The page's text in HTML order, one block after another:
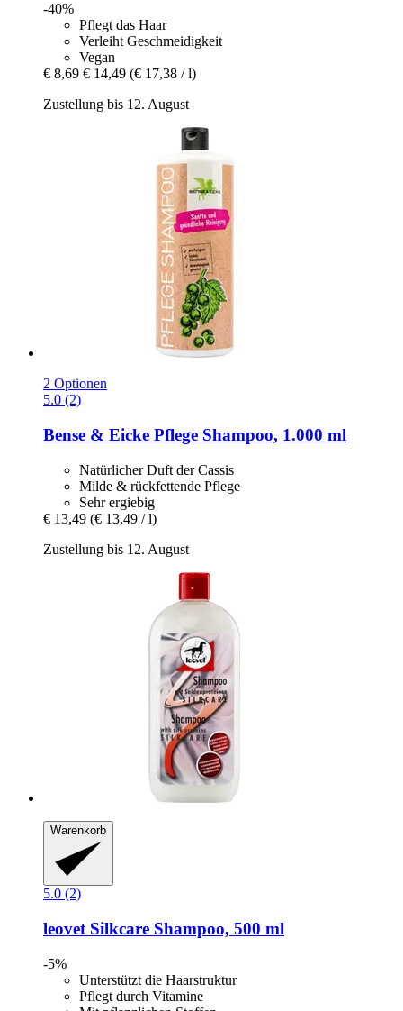
-40%
Pflegt das Haar
Verleiht Geschmeidigkeit
Vegan
€ 8,69 € 14,49 (€ 17,38 / l)
Zustellung bis 12. August
2 Optionen
5.0 (2)
Bense & Eicke Pflege Shampoo, 1.000 ml
Natürlicher Duft der Cassis
Milde & rückfettende Pflege
Sehr ergiebig
€ 13,49 (€ 13,49 / l)
Zustellung bis 12. August
Warenkorb
5.0 (2)
leovet Silkcare Shampoo, 500 ml
-5%
Unterstützt die Haarstruktur
Pflegt durch Vitamine